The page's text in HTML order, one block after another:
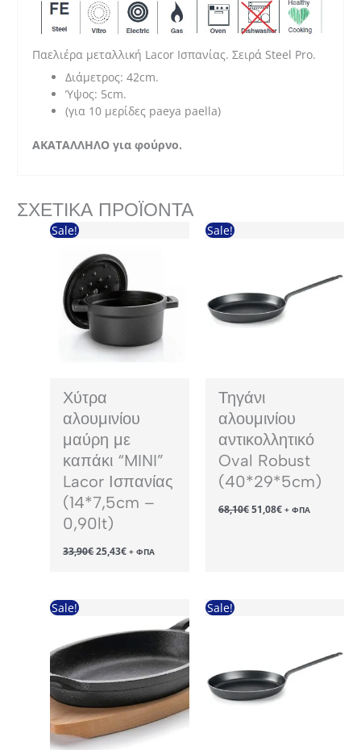
μερίδες
paella)
ποσότητα
Παελιέρα μεταλλική Lacor Ισπανίας. Σειρά Steel Pro.
Διάμετρος: 42cm.
Ύψος: 5cm.
(για 10 μερίδες paeya paella)
AΚΑΤΑΛΛΗΛΟ για φούρνο.
ΣΧΕΤΙΚΆ ΠΡΟΪΌΝΤΑ
Sale!
Χύτρα
αλουμινίου
μαύρη με
καπάκι “MINI”
Lacor Ισπανίας
(14*7,5cm –
0,90lt)
33,90€Original
price
25,43€Η+ ΦΠΑ
Sale!
Τηγάνι
αλουμινίου
αντικολλητικό
Oval Robust
(40*29*5cm)
68,10€Original
price
51,08€Η+ ΦΠΑ
Sale! Sale!